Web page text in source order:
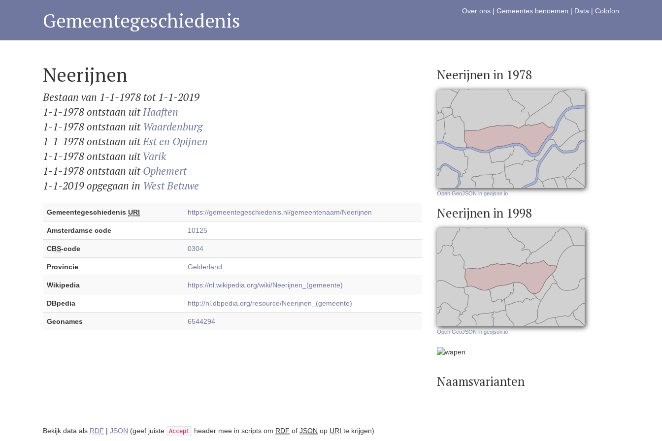
Over ons | Gemeentes benoemen | Data | Colofon
Gemeentegeschiedenis
Neerijnen
Bestaan van 1-1-1978 tot 1-1-2019
1-1-1978 ontstaan uitHaaften
1-1-1978 ontstaan uit Waardenburg
1-1-1978 ontstaan uitEst en Opijnen
1-1-1978 ontstaan uitVarik
1-1-1978 ontstaan uitOphemert
1-1-2019 opgegaan in West Betuwe
Gemeentegeschiedenis URI https://gemeentegeschiedenis.nl/gemeentenaam/Neerijnen
Amsterdamse code 10125
CBS-code 0304
Provincie Gelderland
Wikipedia https://nl.wikipedia.org/wiki/Neerijnen_(gemeente)
DBpedia http://nl.dbpedia.org/resource/Neerijnen_(gemeente)
Geonames 6544294
Neerijnen in 1978
Open GeoJSON in geojson.io
Neerijnen in 1998
Open GeoJSON in geojson.io
Naamsvarianten
Bekijk data als RDF | JSON (geef juiste Accept header mee in scripts om RDF of JSON op URI te krijgen)